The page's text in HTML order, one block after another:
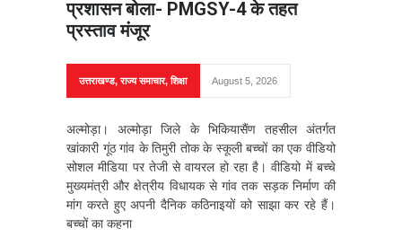
प्रशासन बोला- PMGSY-4 के तहत
प्रस्ताव मंजूर
उत्तराखण्ड,राज्य समाचार,शिक्षा August 5, 2026
अल्मोड़ा। अल्मोड़ा जिले के भिकियासैंण तहसील अंतर्गत
खांकारी गूंठ गांव के तिमुरी तोक के स्कूली बच्चों का एक वीडियो
सोशल मीडिया पर तेजी से वायरल हो रहा है। वीडियो में बच्चे
मुख्यमंत्री और क्षेत्रीय विधायक से गांव तक सड़क निर्माण की
मांग करते हुए अपनी दैनिक कठिनाइयों को साझा कर रहे हैं।
बच्चों का कहना